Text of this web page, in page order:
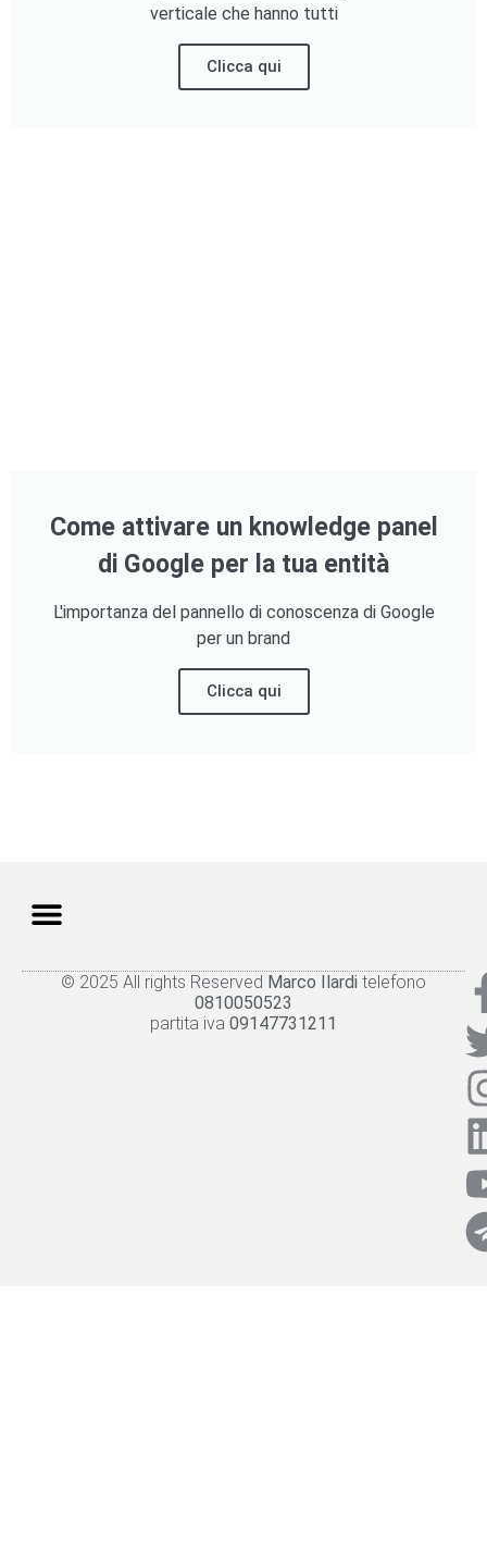
verticale che hanno tutti
Clicca qui
Come attivare un knowledge panel
di Google per la tua entità
L'importanza del pannello di conoscenza di Google
per un brand
Clicca qui
© 2025 All rights Reserved Marco Ilardi telefono
0810050523
partita iva 09147731211